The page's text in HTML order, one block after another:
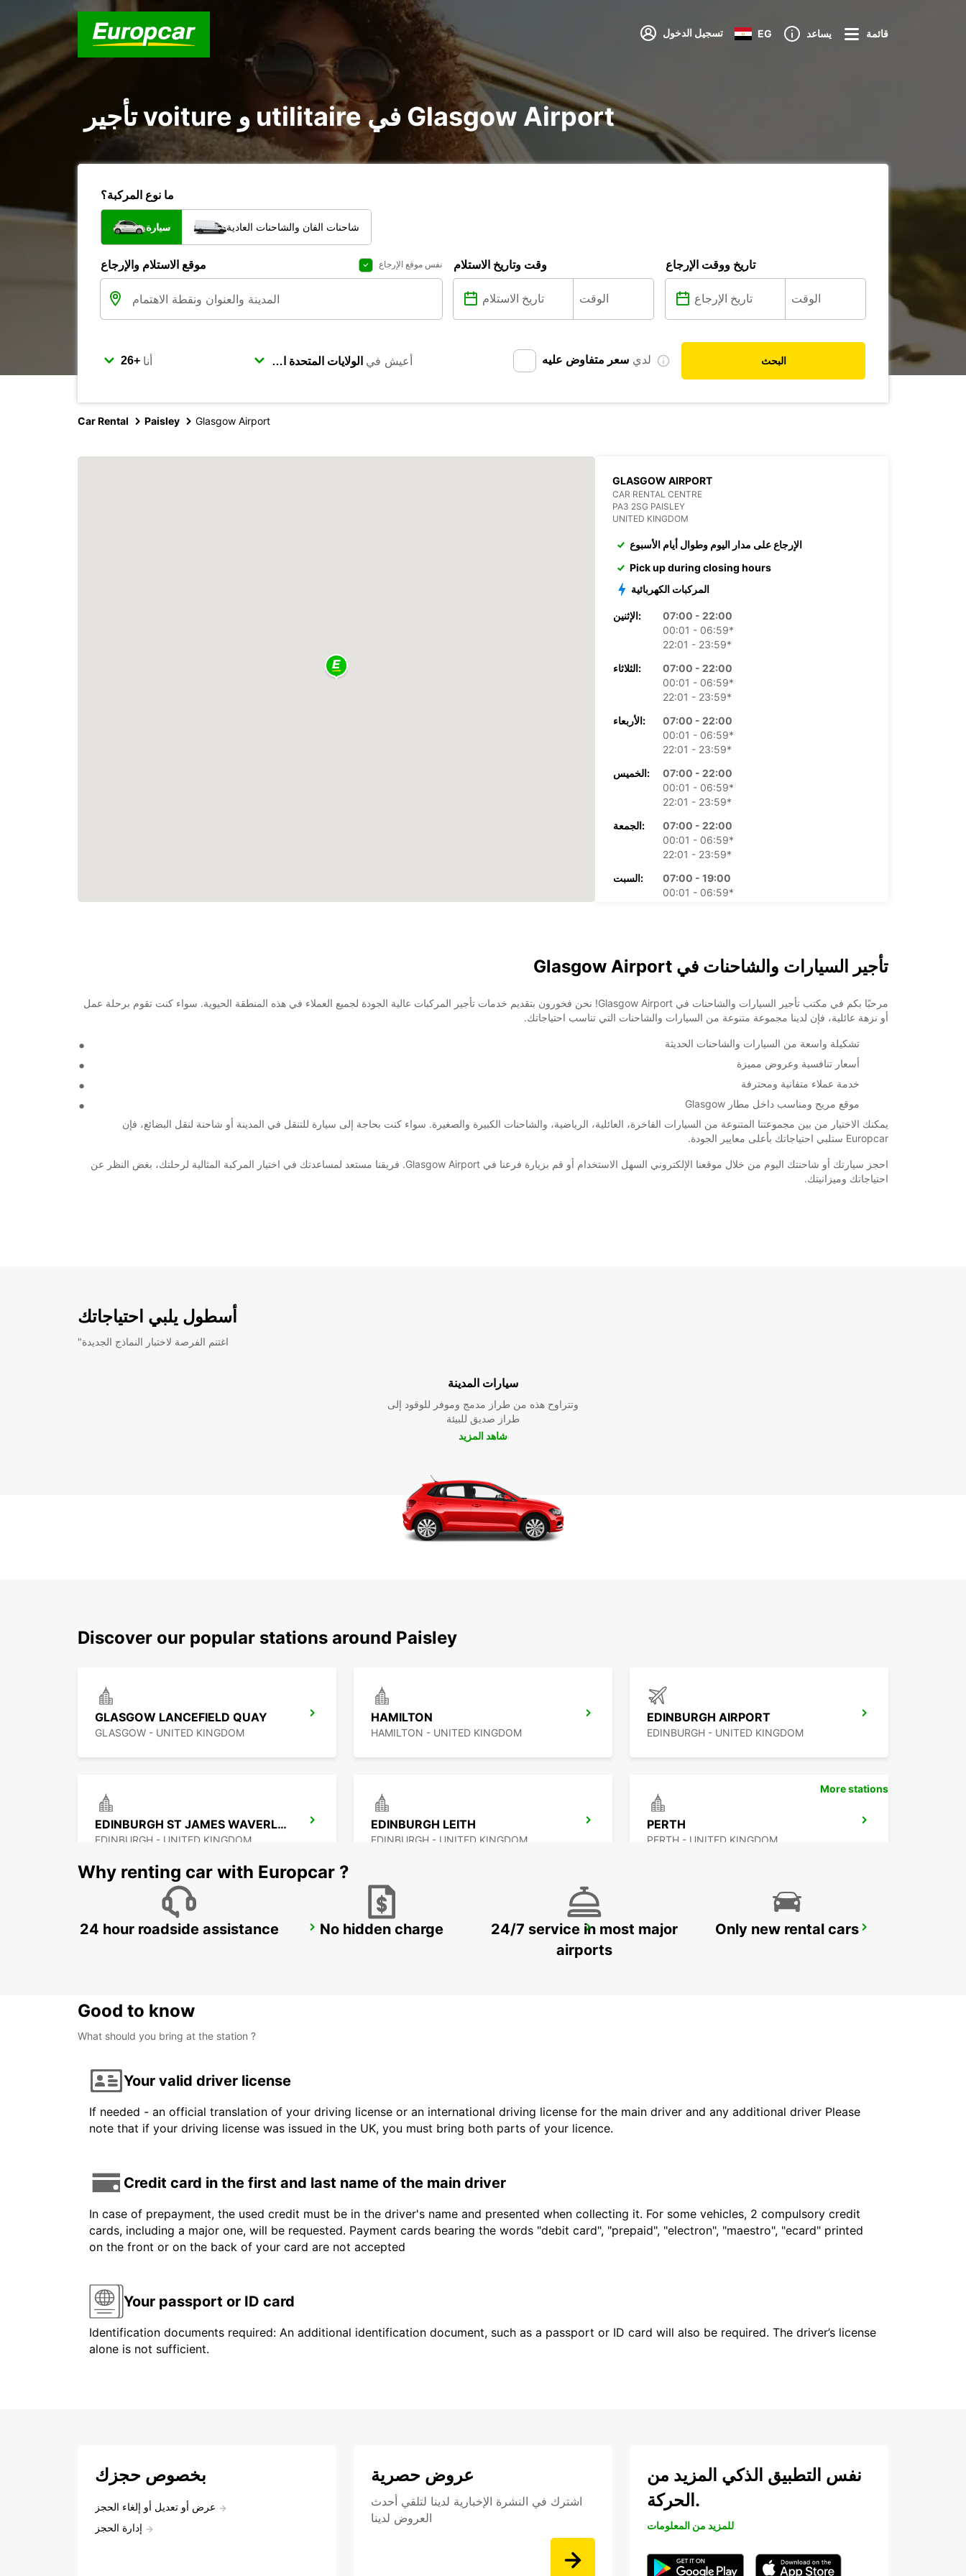
تسجيل الدخول EG يساعد قائمة
تأجير voiture و utilitaire في Glasgow Airport
ما نوع المركبة؟
سيارة شاحنات الفان والشاحنات العادية
موقع الاستلام والإرجاع نفس موقع الإرجاع وقت وتاريخ الاستلام تاريخ ووقت الإرجاع
أنا أعيش في لدي سعر متفاوض عليه البحث
Car Rental Paisley Glasgow Airport
GLASGOW AIRPORT
CAR RENTAL CENTRE
PA3 2SG PAISLEY
UNITED KINGDOM
الإرجاع على مدار اليوم وطوال أيام الأسبوع
Pick up during closing hours
المركبات الكهربائية
الإثنين:
07:00 - 22:00
00:01 - 06:59*
22:01 - 23:59*
الثلاثاء:
07:00 - 22:00
00:01 - 06:59*
22:01 - 23:59*
الأربعاء:
07:00 - 22:00
00:01 - 06:59*
22:01 - 23:59*
الخميس:
07:00 - 22:00
00:01 - 06:59*
22:01 - 23:59*
الجمعة:
07:00 - 22:00
00:01 - 06:59*
22:01 - 23:59*
السبت:
07:00 - 19:00
00:01 - 06:59*
22:01 - 23:59*
These opening hours may vary due to public holidays.
تأجير السيارات والشاحنات في Glasgow Airport
مرحبًا بكم في مكتب تأجير السيارات والشاحنات في Glasgow Airport! نحن فخورون بتقديم خدمات تأجير المركبات عالية الجودة لجميع العملاء في هذه المنطقة الحيوية. سواء كنت تقوم برحلة عمل
أو نزهة عائلية، فإن لدينا مجموعة متنوعة من السيارات والشاحنات التي تناسب احتياجاتك.
تشكيلة واسعة من السيارات والشاحنات الحديثة
أسعار تنافسية وعروض مميزة
خدمة عملاء متفانية ومحترفة
موقع مريح ومناسب داخل مطار Glasgow
يمكنك الاختيار من بين مجموعتنا المتنوعة من السيارات الفاخرة، العائلية، الرياضية، والشاحنات الكبيرة والصغيرة. سواء كنت بحاجة إلى سيارة للتنقل في المدينة أو شاحنة لنقل البضائع، فإن
Europcar ستلبي احتياجاتك بأعلى معايير الجودة.
احجز سيارتك أو شاحنتك اليوم من خلال موقعنا الإلكتروني السهل الاستخدام أو قم بزيارة فرعنا في Glasgow Airport. فريقنا مستعد لمساعدتك في اختيار المركبة المثالية لرحلتك، بغض النظر عن
احتياجاتك وميزانيتك.
أسطول يلبي احتياجاتك
"اغتنم الفرصة لاختبار النماذج الجديدة
سيارات المدينة
وتتراوح هذه من طراز مدمج وموفر للوقود إلى
طراز صديق للبيئة
شاهد المزيد
Discover our popular stations around Paisley
GLASGOW LANCEFIELD QUAY
GLASGOW - UNITED KINGDOM
HAMILTON
HAMILTON - UNITED KINGDOM
EDINBURGH AIRPORT
EDINBURGH - UNITED KINGDOM
EDINBURGH ST JAMES WAVERLEY MAIN STATION
EDINBURGH - UNITED KINGDOM
EDINBURGH LEITH
EDINBURGH - UNITED KINGDOM
PERTH
PERTH - UNITED KINGDOM
BELFAST INTERNATIONAL AIRPORT INVERNESS AIRPORT NEWCASTLE AIRPORT
More stations
Why renting car with Europcar ?
24 hour roadside assistance No hidden charge
24/7 service in most major
airports
Only new rental cars
Good to know
What should you bring at the station ?
Your valid driver license
If needed - an official translation of your driving license or an international driving license for the main driver and any additional driver Please
note that if your driving license was issued in the UK, you must bring both parts of your licence.
Credit card in the first and last name of the main driver
In case of prepayment, the used credit must be in the driver's name and presented when collecting it. For some vehicles, 2 compulsory credit
cards, including a major one, will be requested. Payment cards bearing the words "debit card", "prepaid", "electron", "maestro", "ecard" printed
on the front or on the back of your card are not accepted
Your passport or ID card
Identification documents required: An additional identification document, such as a passport or ID card will also be required. The driver’s license
alone is not sufficient.
بخصوص حجزك
عرض أو تعديل أو إلغاء الحجز
إدارة الحجز
عروض حصرية
اشترك في النشرة الإخبارية لدينا لتلقي أحدث
العروض لدينا
نفس التطبيق الذكي المزيد من
الحركة.
للمزيد من المعلومات